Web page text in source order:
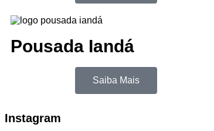
Pousada Iandá
Saiba Mais
Instagram